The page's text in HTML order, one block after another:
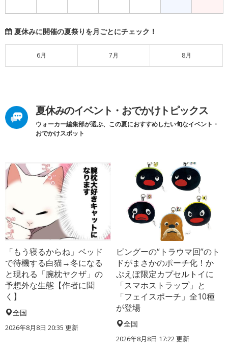
夏休みに開催の夏祭りを月ごとにチェック！
6月 7月 8月
夏休みのイベント・おでかけトピックス
ウォーカー編集部が選ぶ、この夏におすすめしたい旬なイベント・
おでかけスポット
「もう寝るからね」ベッド
で待機する白猫→冬になる
と現れる「腕枕ヤクザ」の
予想外な生態【作者に聞
く】
全国
2026年8月8日 20:35 更新
ピングーの“トラウマ回”のト
ドがまさかのポーチ化！か
ぷえぼ限定カプセルトイに
「スマホストラップ」と
「フェイスポーチ」全10種
が登場
全国
2026年8月8日 17:22更新